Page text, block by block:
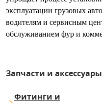
эксплуатации грузовых
водителям и сервисным
обслуживанием фур и
Запчасти и аксессуары
Фитинги и